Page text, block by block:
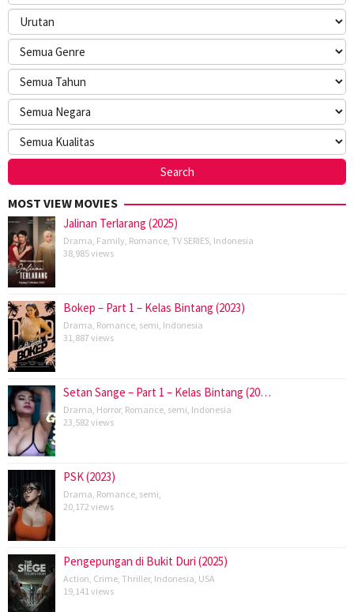
MOST VIEW MOVIES
Jalinan Terlarang (2025)
Drama Family Romance TV SERIES Indonesia
38,985 views
Bokep – Part 1 – Kelas Bintang (2023)
Drama Romance semi Indonesia
31,887 views
Setan Sange – Part 1 – Kelas Bintang (20…
Drama Horror, Romance semi Indonesia
23,582 views
PSK (2023)
Drama Romance semi
20,172 views
Pengepungan di Bukit Duri (2025)
Action Crime Thriller, Indonesia USA
19,141 views